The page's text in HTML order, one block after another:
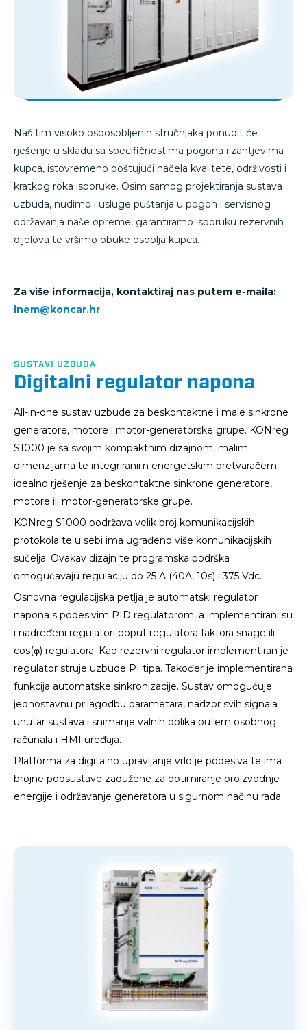
Naš tim visoko osposobljenih stručnjaka ponudit će
rješenje u skladu sa specifičnostima pogona i zahtjevima
kupca, istovremeno poštujući načela kvalitete, održivosti i
kratkog roka isporuke. Osim samog projektiranja sustava
uzbuda, nudimo i usluge puštanja u pogon i servisnog
održavanja naše opreme, garantiramo isporuku rezervnih
dijelova te vršimo obuke osoblja kupca.
Za više informacija, kontaktiraj nas putem e-maila:
inem@koncar.hr
SUSTAVI UZBUDA
Digitalni regulator napona
All-in-one sustav uzbude za beskontaktne i male sinkrone
generatore, motore i motor-generatorske grupe. KONreg
S1000 je sa svojim kompaktnim dizajnom, malim
dimenzijama te integriranim energetskim pretvaračem
idealno rješenje za beskontaktne sinkrone generatore,
motore ili motor-generatorske grupe.
KONreg S1000 podržava velik broj komunikacijskih
protokola te u sebi ima ugrađeno više komunikacijskih
sučelja. Ovakav dizajn te programska podrška
omogućavaju regulaciju do 25 A (40A, 10s) i 375 Vdc.
Osnovna regulacijska petlja je automatski regulator
napona s podesivim PID regulatorom, a implementirani su
i nadređeni regulatori poput regulatora faktora snage ili
cos(φ) regulatora. Kao rezervni regulator implementiran je
regulator struje uzbude PI tipa. Također je implementirana
funkcija automatske sinkronizacije. Sustav omogućuje
jednostavnu prilagodbu parametara, nadzor svih signala
unutar sustava i snimanje valnih oblika putem osobnog
računala i HMI uređaja.
Platforma za digitalno upravljanje vrlo je podesiva te ima
brojne podsustave zadužene za optimiranje proizvodnje
energije i održavanje generatora u sigurnom načinu rada.